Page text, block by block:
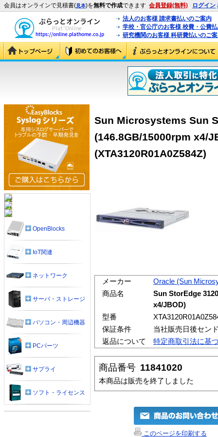
会員はオンラインで見積書(見本)を無料で作成できます 会員登録(無料) ログイン
法人のお客様 請求書払いのご案内
学校・官公庁のお客様 校費・公費
研究機関のお客様 科研費払いのご
Sun Microsystems Sun
(146.8GB/15000rpm x4/
(XTA3120R01A0Z584Z)
メーカー
Oracle (Sun
商品名
Sun StorEdge
x4/JBOD)
型番
保証条件
当社販売日後セン
返品について
特定商取引法に基
商品番号 11841020
本商品は販売を終了しました
このページを印刷する
OpenBlocks
IoT関連
ネットワーク
サーバ・ストレージ
パソコン・周辺機器
PCパーツ
サプライ
ソフト・ライセンス